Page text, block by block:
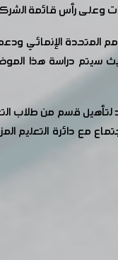
وعلى رأس قائمة
المتحدة
سيتم دراسة هذا
لتأهيل قسم من طلاب
دائرة التعليم